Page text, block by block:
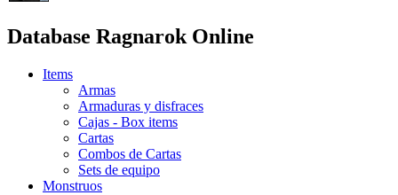
Database Ragnarok Online
Items
Armas
Armaduras y disfraces
Cajas - Box items
Cartas
Combos de Cartas
Sets de equipo
Monstruos